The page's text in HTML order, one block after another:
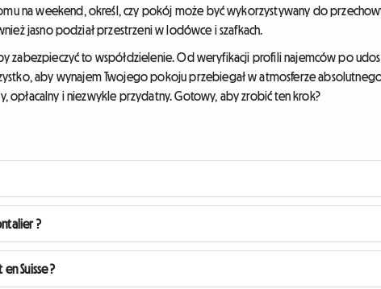
na weekend, określ, czy pokój może być wykorzystywany do
jasno podział przestrzeni w lodówce i szafkach.
zabezpieczyć to współdzielenie. Od weryfikacji profili najemców po
aby wynajem Twojego pokoju przebiegał w atmosferze absolutnego
i niezwykle przydatny. Gotowy, aby zrobić ten krok?
?
Suisse ?